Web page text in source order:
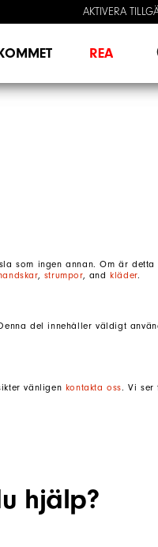
AKTIVERA
REA
som ingen annan. Om är
, strumpor, and kläder.
del innehåller väldigt
vänligen kontakta oss. Vi ser
hjälp?